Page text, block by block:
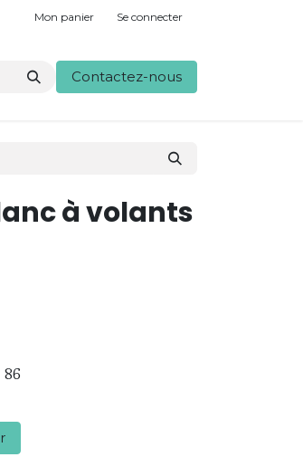
Mon panier Se connecter
Contactez-nous
à volants
86